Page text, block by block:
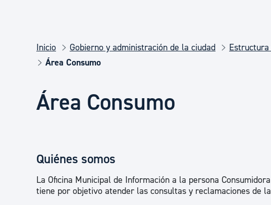
Seguridad ciudadana y emergencias
Participación ciudadana y asociacionismo
Inicio Gobierno y administración de la ciudad
Área Consumo
Área Consumo
Quiénes somos
La Oficina Municipal de Información a la persona
tiene por objetivo atender las consultas y reclamaciones de